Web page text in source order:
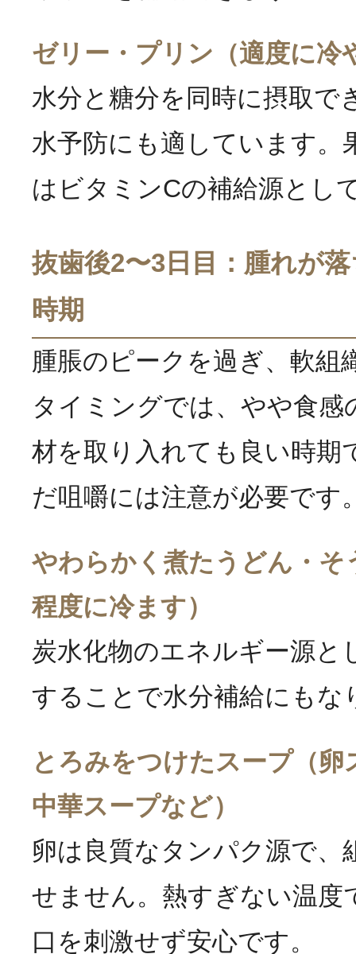
ゼリー・プリン（適度に冷
水分と糖分を同時に摂取で
水予防にも適しています。
はビタミンCの補給源とし
抜歯後2〜3日目：腫れが
時期
腫脹のピークを過ぎ、軟組
タイミングでは、やや食感
材を取り入れても良い時期
だ咀嚼には注意が必要です
やわらかく煮たうどん・そ
程度に冷ます）
炭水化物のエネルギー源と
することで水分補給にもな
とろみをつけたスープ（卵
中華スープなど）
卵は良質なタンパク源で、
せません。熱すぎない温度
口を刺激せず安心です。